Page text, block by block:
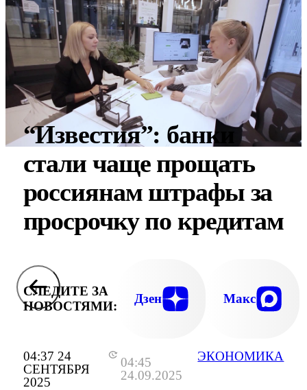
04:37 24
СЕНТЯБРЯ
2025
04:45
24.09.2025
ЭКОНОМИКА
“Известия”: банки
стали чаще прощать
россиянам штрафы за
просрочку по кредитам
СЛЕДИТЕ ЗА
НОВОСТЯМИ:
Дзен Макс